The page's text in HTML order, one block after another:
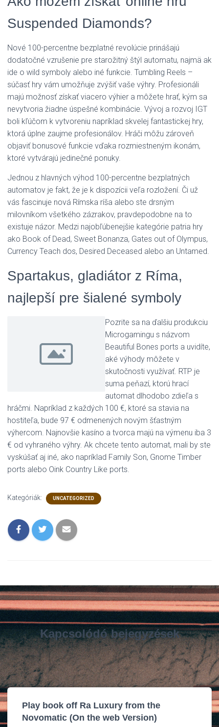
Suspended Diamonds?
Nové 100-percentne bezplatné revolúcie prinášajú
dodatočné vzrušenie pre starožitný štýl automatu, najmä ak
ide o wild symboly alebo iné funkcie. Tumbling Reels –
súčasť hry vám umožňuje zvýšiť vaše výhry. Profesionáli
majú možnosť získať viacero výhier a môžete hrať, kým sa
nevytvoria žiadne úspešné kombinácie. Vývoj a rozvoj IGT
boli kľúčom k vytvoreniu napríklad skvelej fantastickej hry,
ktorá úplne zaujme profesionálov. Hráči môžu zároveň
objaviť bonusové funkcie vďaka rozmiestneným ikonám,
ktoré vytvárajú jedinečné ponuky.
Jednou z hlavných výhod 100-percentne bezplatných
automatov je fakt, že je k dispozícii veľa rozložení. Či už
vás fascinuje nová Rímska ríša alebo ste drsným
milovníkom všetkého zázrakov, pravdepodobne na to
existuje názor. Medzi najobľúbenejšie kategórie patria hry
ako Book of Dead, Sweet Bonanza, Gates out of Olympus,
Currency Teach dos, Desired Deceased alebo an Untamed.
Spartakus, gladiátor z Ríma,
najlepší pre šialené symboly
Pozrite sa na ďalšiu produkciu
Microgamingu s názvom
Beautiful Bones ports a uvidíte,
aké výhody môžete v
skutočnosti využívať. RTP je
suma peňazí, ktorú hrací
automat dlhodobo zdieľa s
hráčmi. Napríklad z každých 100 €, ktoré sa stavia na
hostiteľa, bude 97 € odmenených novým šťastným
výhercom. Najnovšie kasíno a tvorca majú na výmenu iba 3
€ od vyhraného výhry. Ak chcete tento automat, mali by ste
vyskúšať aj iné, ako napríklad Family Son, Gnome Timber
ports alebo Oink Country Like ports.
Kategóriák: UNCATEGORIZED
Kapcsolódó bejegyzések
Play book off Ra Luxury from the
Novomatic (On the web Version)